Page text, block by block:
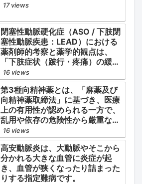
17 views
閉塞性動脈硬化症（ASO / 下肢閉
塞性動脈疾患：LEAD）における
薬剤師的考察と薬学的観点は、
「下肢症状（跛行・疼痛）の緩
和」と「全身性動脈硬化による脳
心血管イベント（脳梗塞・心筋梗
塞）の二次予防」の2軸を同時に
管理することにあります。
16 views
第3種向精神薬とは、「麻薬及び
向精神薬取締法」に基づき、医療
上の有用性が認められる一方で、
乱用や依存の危険性から厳重な管
理・規制が必要とされる薬物のう
ち、第1種・第2種よりも比較的リ
スクが低いと判断されて指定され
ている医薬品の分類です。
16 views
高安動脈炎は、大動脈やそこから
分かれる大きな血管に炎症が起
き、血管が狭くなったり詰まった
りする指定難病です。